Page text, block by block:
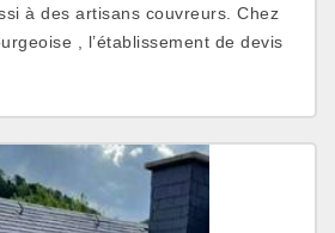
à des artisans couvreurs. Chez
, l’établissement de devis